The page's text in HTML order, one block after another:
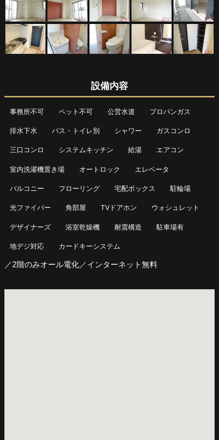
設備内容
事務所不可 ペット不可 公営水道 プロパンガス
排水下水 バス・トイレ別 シャワー ガスコンロ
三口コンロ システムキッチン 給湯 エアコン
室内洗濯機置き場 オートロック エレベータ
バルコニー フローリング 宅配ボックス 駐輪場
光ファイバー 角部屋 TVドアホン ウォシュレット
デザイナーズ 浴室乾燥機 耐震構造 駐車場有
地デジ対応 カードキーシステム
／2階のみオール電化／インターネット無料